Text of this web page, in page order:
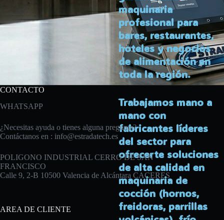
maquinaria
profesional para
bares, restaurantes,
hoteles y negocios
de alimentación en
toda la región.
Trabajamos mano a
mano con
fabricantes líderes
del sector para
ofrecerte soluciones
de alta calidad en
maquinaria de
cocción (hornos,
freidoras, parrillas
CONTACTO
WHATSAPP
¿Necesitas ayuda o tienes alguna pregunta?
Contáctanos en : info@estradatech.es
POLIGONO INDUSTRIAL CERRO DE SAN
FRANCISCO
Calle 9, 2-B 10500 Valencia de Alcántara CACERES
AREA DE CLIENTE